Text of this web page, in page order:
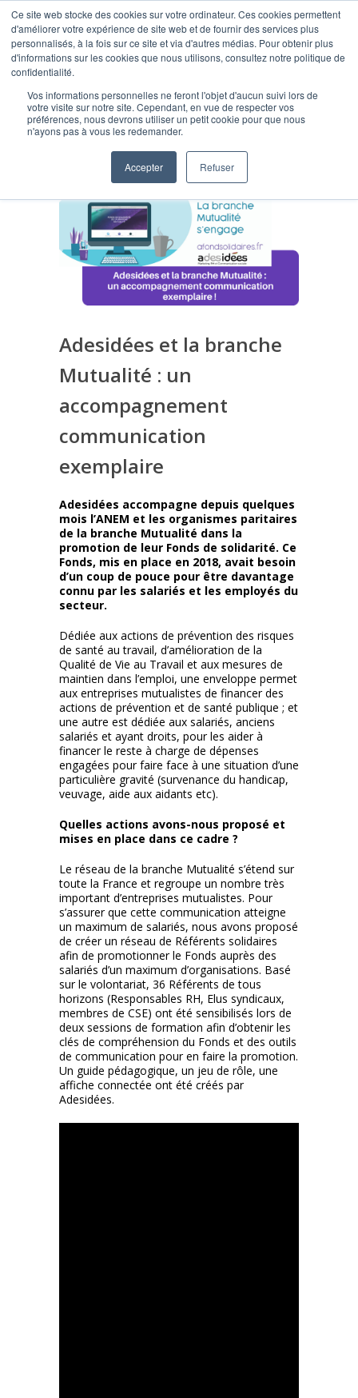
Ce site web stocke des cookies sur votre ordinateur. Ces cookies permettent
d'améliorer votre expérience de site web et de fournir des services plus
personnalisés, à la fois sur ce site et via d'autres médias. Pour obtenir plus
d'informations sur les cookies que nous utilisons, consultez notre politique de
confidentialité.
Vos informations personnelles ne feront l'objet d'aucun suivi lors de
votre visite sur notre site. Cependant, en vue de respecter vos
préférences, nous devrons utiliser un petit cookie pour que nous
n'ayons pas à vous les redemander.
Accepter Refuser
Blog
Adesidées et la branche
Mutualité : un
accompagnement
communication
exemplaire
Adesidées accompagne depuis quelques
mois l’ANEM et les organismes paritaires
de la branche Mutualité dans la
promotion de leur Fonds de solidarité. Ce
Fonds, mis en place en 2018, avait besoin
d’un coup de pouce pour être davantage
connu par les salariés et les employés du
secteur.
Dédiée aux actions de prévention des risques
de santé au travail, d’amélioration de la
Qualité de Vie au Travail et aux mesures de
maintien dans l’emploi, une enveloppe permet
aux entreprises mutualistes de financer des
actions de prévention et de santé publique ; et
une autre est dédiée aux salariés, anciens
salariés et ayant droits, pour les aider à
financer le reste à charge de dépenses
engagées pour faire face à une situation d’une
particulière gravité (survenance du handicap,
veuvage, aide aux aidants etc).
Quelles actions avons-nous proposé et
mises en place dans ce cadre ?
Le réseau de la branche Mutualité s’étend sur
toute la France et regroupe un nombre très
important d’entreprises mutualistes. Pour
s’assurer que cette communication atteigne
un maximum de salariés, nous avons proposé
de créer un réseau de Référents solidaires
afin de promotionner le Fonds auprès des
salariés d’un maximum d’organisations. Basé
sur le volontariat, 36 Référents de tous
horizons (Responsables RH, Elus syndicaux,
membres de CSE) ont été sensibilisés lors de
deux sessions de formation afin d’obtenir les
clés de compréhension du Fonds et des outils
de communication pour en faire la promotion.
Un guide pédagogique, un jeu de rôle, une
affiche connectée ont été créés par
Adesidées.